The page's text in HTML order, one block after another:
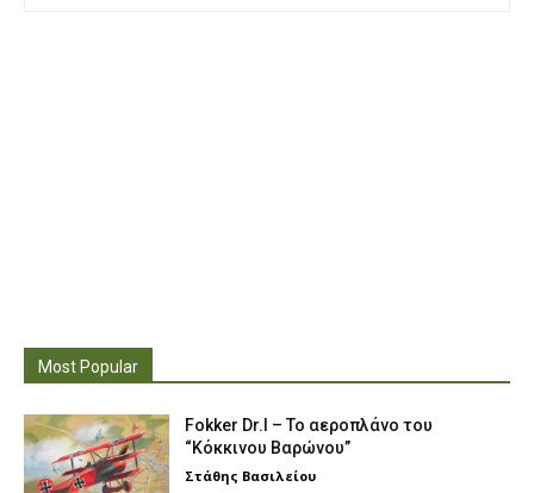
Most Popular
Fokker Dr.I – To αεροπλάνο του
“Κόκκινου Βαρώνου”
Στάθης Βασιλείου